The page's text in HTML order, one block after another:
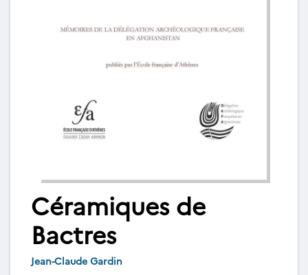
Céramiques de
Bactres
Jean-Claude Gardin